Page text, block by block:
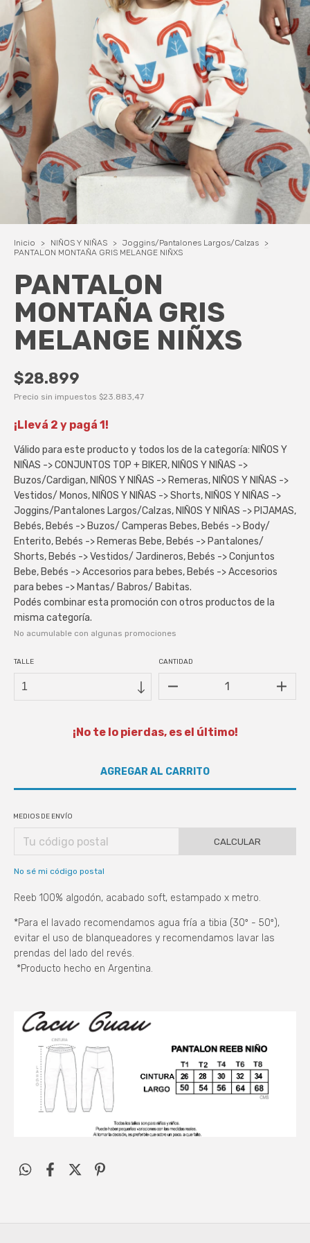
Inicio > NIÑOS Y NIÑAS > Joggins/Pantalones Largos/Calzas
>
PANTALON MONTAÑA GRIS MELANGE NIÑXS
PANTALON
MONTAÑA GRIS
MELANGE NIÑXS
$28.899
Precio sin impuestos $23.883,47
¡Llevá 2 y pagá 1!
Válido para este producto y todos los de la categoría: NIÑOS Y
NIÑAS -> CONJUNTOS TOP + BIKER, NIÑOS Y NIÑAS ->
Buzos/Cardigan, NIÑOS Y NIÑAS -> Remeras, NIÑOS Y NIÑAS ->
Vestidos/ Monos, NIÑOS Y NIÑAS -> Shorts, NIÑOS Y NIÑAS ->
Joggins/Pantalones Largos/Calzas, NIÑOS Y NIÑAS -> PIJAMAS,
Bebés, Bebés -> Buzos/ Camperas Bebes, Bebés -> Body/
Enterito, Bebés -> Remeras Bebe, Bebés -> Pantalones/
Shorts, Bebés -> Vestidos/ Jardineros, Bebés -> Conjuntos
Bebe, Bebés -> Accesorios para bebes, Bebés -> Accesorios
para bebes -> Mantas/ Babros/ Babitas.
Podés combinar esta promoción con otros productos de la
misma categoría.
No acumulable con algunas promociones
TALLE CANTIDAD
¡No te lo pierdas, es el último!
MEDIOS DE ENVÍO
CALCULAR
No sé mi código postal
Reeb 100% algodón, acabado soft, estampado x metro.​
*Para el lavado recomendamos agua fría a tibia (30º - 50º),
evitar el uso de blanqueadores y recomendamos lavar las
prendas del lado del revés.
*Producto hecho en Argentina.